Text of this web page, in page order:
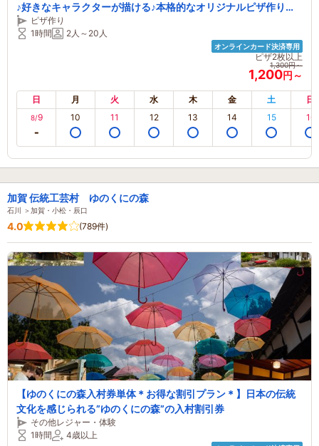
♪好きなキャラクターが描ける♪本格的なオリジナルピザ作り！
ぶどうの木のサンシェード下でゆっくり過ごして下さい♪遊具ゾ
ーン有！ファミリーおすすめ
ピザ作り
1時間
2人～20人
オンラインカード決済専用
ピザ2枚以上
1,300円～
1,200円～
日 月 火 水 木 金 土 日
8/9 10 11 12 13 14 15 16
加賀 伝統工芸村 ゆのくにの森
石川 ＞加賀・小松・辰口
4.0 (789件)
【ゆのくにの森入村券単体＊お得な割引プラン＊】日本の伝統
文化を感じられる”ゆのくにの森”の入村割引券
その他レジャー・体験
1時間
4歳以上